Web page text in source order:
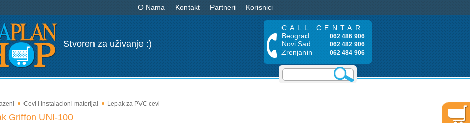
O Nama Kontakt Partneri Korisnici
Stvoren za uživanje :)
CALL CENTAR
Beograd
062 486 906
Novi Sad 062 482 906
Zrenjanin 062 484 906
Cevi i instalacioni materijal Lepak za PVC cevi
Griffon UNI-100